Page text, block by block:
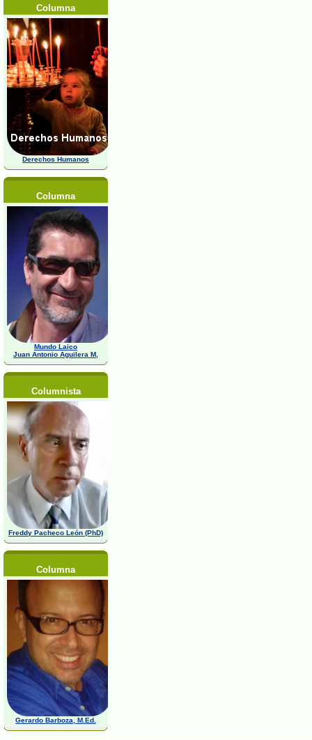
Columna
Derechos Humanos
Columna
Mundo Laico
Juan Antonio Aguilera M,
Columnista
Freddy Pacheco León (PhD)
Columna
Gerardo Barboza, M.Ed.